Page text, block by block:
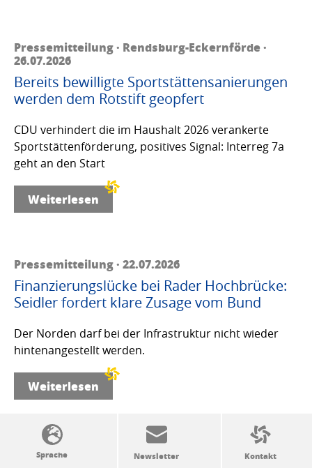
Pressemitteilung · Rendsburg-Eckernförde ·
26.07.2026
Bereits bewilligte Sportstättensanierungen
werden dem Rotstift geopfert
CDU verhindert die im Haushalt 2026 verankerte
Sportstättenförderung, positives Signal: Interreg 7a
geht an den Start
Weiterlesen
Pressemitteilung · 22.07.2026
Finanzierungslücke bei Rader Hochbrücke:
Seidler fordert klare Zusage vom Bund
Der Norden darf bei der Infrastruktur nicht wieder
hintenangestellt werden.
Weiterlesen
SSW-Politik von A bis Z